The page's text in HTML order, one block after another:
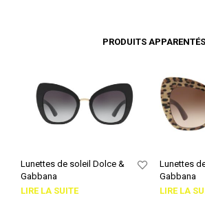
PRODUITS APPARENTÉS
Lunettes de soleil Dolce &
Gabbana
LIRE LA SUITE
Lunettes
Gabbana
LIRE LA